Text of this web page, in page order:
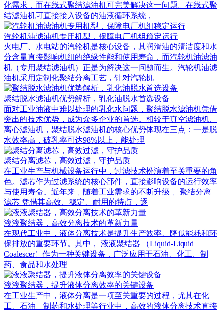
化需求，而在线式聚结滤油机可完美解决这一问题。在线式聚
结滤油机可直接接入设备的油液循环系统，
汽轮机油滤油机专用机型，保障电厂机组稳定运行
火电厂、水电站的汽轮机是核心设备，其润滑油的清洁度和水
分含量直接影响机组的绝缘性能和使用寿命，而汽轮机油滤油
机（专用聚结滤油机）正是为解决这一问题而生。汽轮机油滤
油机采用定制化聚结分离工艺，针对汽轮机
聚结脱水滤油机优势解析，乳化油脱水首选设备
面对工业油液中难以处理的乳化水问题，聚结脱水滤油机凭借
突出的技术优势，成为众多企业的首选。相较于真空滤油机、
离心滤油机，聚结脱水滤油机的核心优势体现在三点：一是脱
水效率高，破乳率可达98%以上，能处理
聚结分离滤芯，高效过滤，守护品质
在工业生产与机械设备运行中，过滤技术扮演着至关重要的角
色。滤芯作为过滤系统的核心部件，直接影响设备的运行效率
与使用寿命。近年来，随着工业需求的不断升级， 聚结分离
滤芯 凭借其高效、稳定、耐用的特点，逐
液液聚结器，高效分离技术的革新力量
在现代工业中，液体分离技术是提升生产效率、降低能耗和环
保排放的重要环节。其中， 液液聚结器 （Liquid-Liquid
Coalescer）作为一种关键设备，广泛应用于石油、化工、制
药、食品和水处理
液液聚结器，提升液体分离效率的关键设备
在工业生产中，液体分离是一项至关重要的过程，尤其在化
工、石油、制药和水处理等行业中，高效的液体分离技术直接